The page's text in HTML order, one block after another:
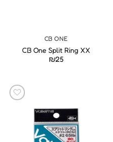
CB ONE
CB One Split Ring XX
₪25